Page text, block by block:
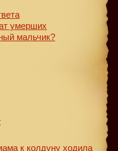
умерших
мальчик?
к колдуну ходила